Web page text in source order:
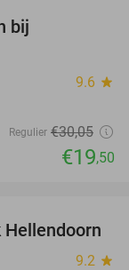
bij
9.6 star
Regulier €30,05
€19,50
41%
9.2 star